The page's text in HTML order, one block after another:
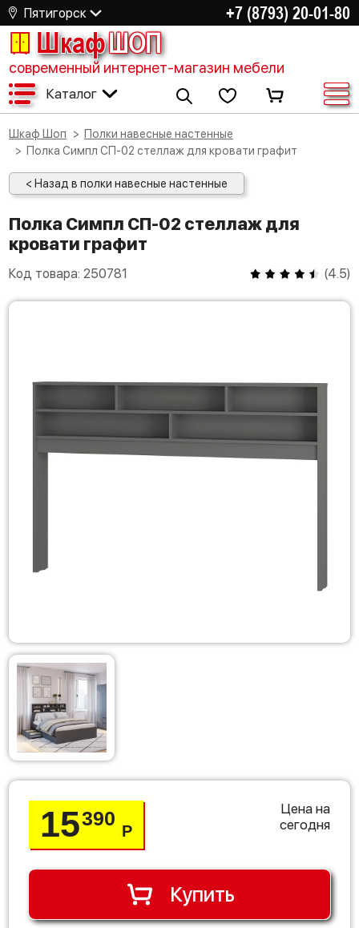
Пятигорск +7 (8793) 20-01-80
ШкафШОП
современный интернет-магазин мебели
Каталог
Шкаф Шоп
Полки навесные настенные
Полка Симпл СП-02 стеллаж для кровати графит
< Назад в полки навесные настенные
Полка Симпл СП-02 стеллаж для
кровати графит
Код товара: 250781 (4.5)
15390
Р
Цена на
сегодня
Купить